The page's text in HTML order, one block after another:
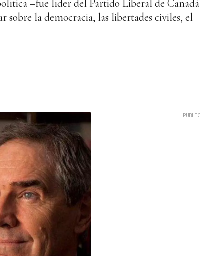
–fue líder del Partido Liberal de Canadá
sobre la democracia, las libertades civiles, el